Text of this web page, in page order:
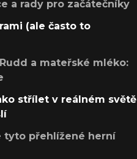
a rady pro začátečníky
(ale často to
a mateřské mléko:
střílet v reálném světě
tyto přehlížené herní